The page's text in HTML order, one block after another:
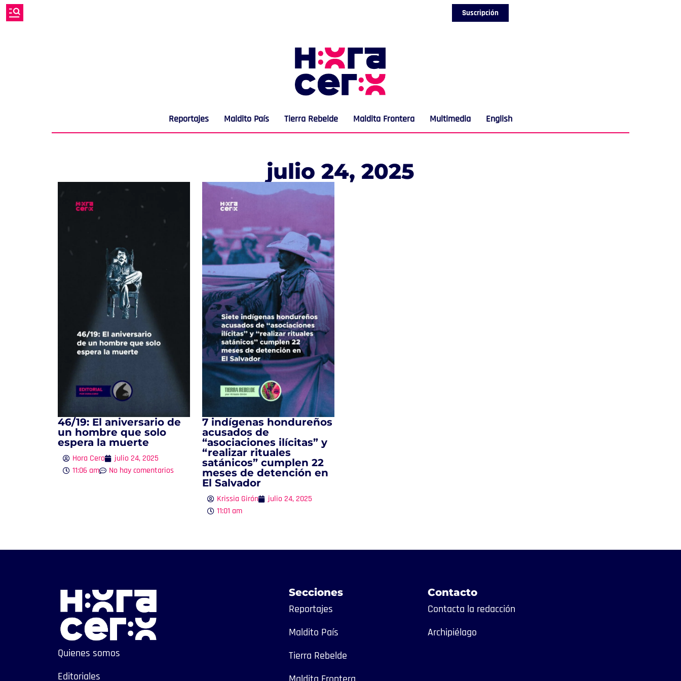
Suscripción
Reportajes Maldito País Tierra Rebelde Maldita Frontera Multimedia English
julio 24, 2025
46/19: El aniversario de
un hombre que solo
espera la muerte
Hora Cero
julio 24, 2025
11:06 am
No hay comentarios
7 indígenas hondureños
acusados de
“asociaciones ilícitas” y
“realizar rituales
satánicos” cumplen 22
meses de detención en
El Salvador
Krissia Girón
julio 24, 2025
11:01 am
Quienes somos
Editoriales
Secciones
Reportajes
Maldito País
Tierra Rebelde
Contacto
Contacta la redacción
Archipiélago